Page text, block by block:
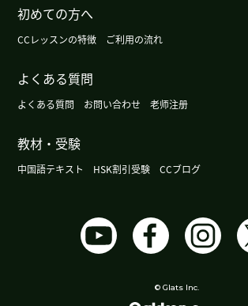
钱的制度确实存在问题。
日本电动汽车的普及率目前仍仅为2%
课再见。
大阪很热闹的地方是梅田和难波。现在
下课后我一直在寻找以左手为主角的场
可能睡不着。谢谢老师，下次见！
初めての方へ
CCレッスンの特徴 ご利用の流れ
よくある質問
よくある質問 お問い合わせ 老师注册
教材・受験
中国語テキスト HSK割引受験 CCブログ
© Glats Inc.